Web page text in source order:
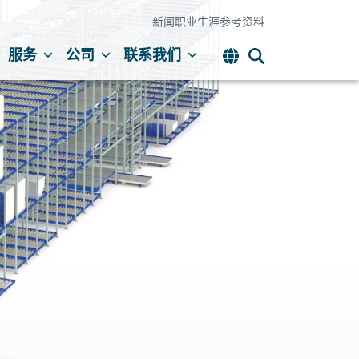
新闻职业生涯参考资料
服务 公司 联系我们